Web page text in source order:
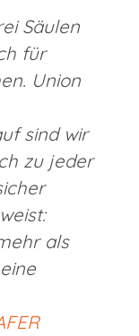
Säulen
für
Union
sind wir
zu jeder
als